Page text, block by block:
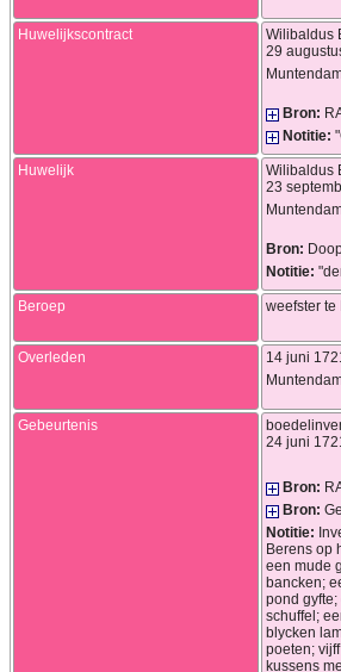
Huwelijkscontract Wilibaldus
29
Bron:
Notitie:
Huwelijk Wilibaldus
23
Bron:
Notitie:
Beroep weefster te
Overleden
14 juni
Gebeurtenis
24 juni
Bron:
Bron:
Notitie:
Berens op
een mude
bancken;
pond
schuffel;
blycken
poeten;
kussens